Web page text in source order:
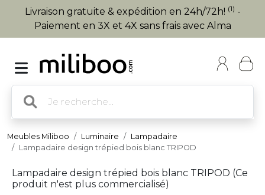
Livraison gratuite & expédition en 24h/72h! (1) -
Paiement en 3X et 4X sans frais avec Alma
Meubles Miliboo Luminaire
Lampadaire
Lampadaire design trépied bois blanc TRIPOD
Lampadaire design trépied bois blanc TRIPOD (Ce
produit n'est plus commercialisé)